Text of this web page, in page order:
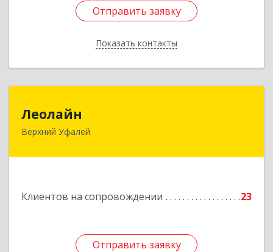
Отправить заявку
Показать контакты
Отправить заявку
Назад
Леолайн
Верхний Уфалей
Клиентов на сопровождении 23
Отправить заявку
456800, Челябинская обл, Верхний Уфалей г,
Отправить заявку